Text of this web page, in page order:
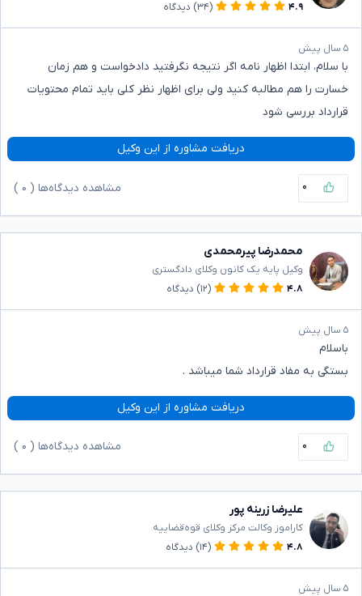
۴.۹
(۳۴) دیدگاه
۵ سال پیش
با سلام، ابتدا اظهار نامه اگر نتیجه نگرفتید دادخواست و هم زمان
خسارت را هم مطالبه کنید ولی برای اظهار نظر کلی باید تمام محتویات
قرارداد بررسی شود
دریافت مشاوره از این وکیل
۰ مشاهده دیدگاه‌ها ( ۰
محمدرضا پیرمحمدی
وکیل پایه یک کانون وکلای دادگستری
۴.۸
(۱۲) دیدگاه
۵ سال پیش
باسلام
بستگی به مفاد قرارداد شما میباشد .
دریافت مشاوره از این وکیل
۰ مشاهده دیدگاه‌ها ( ۰
علیرضا زرینه پور
کاراموز وکالت مرکز وکلای قوه‌قضاییه
۴.۸
(۱۴) دیدگاه
۵ سال پیش